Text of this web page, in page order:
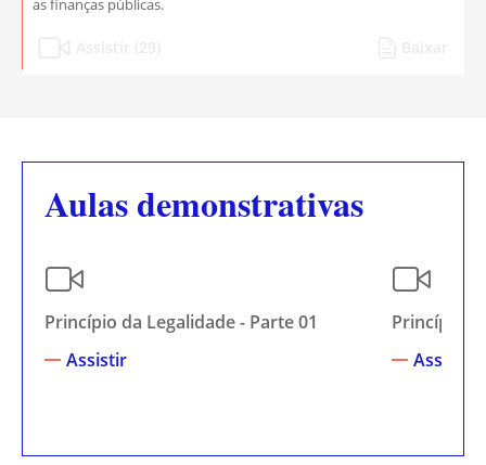
as finanças públicas.
Aulas demonstrativas
Princípio da Legalidade - Parte 01
Assistir
Princípio
Assistir